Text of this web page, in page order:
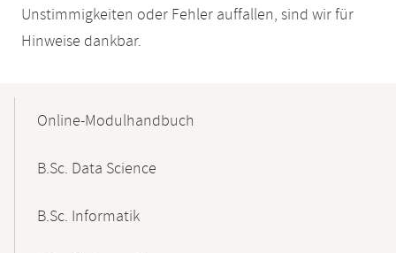
Unstimmigkeiten oder Fehler auffallen, sind wir für
Hinweise dankbar.
NavigationOnline-Modulhandbuch
B.Sc. Data Science
B.Sc. Informatik